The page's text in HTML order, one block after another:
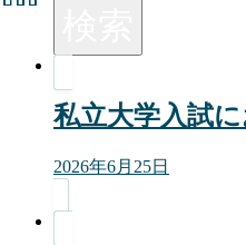
私立大学入試
2026年6月25日